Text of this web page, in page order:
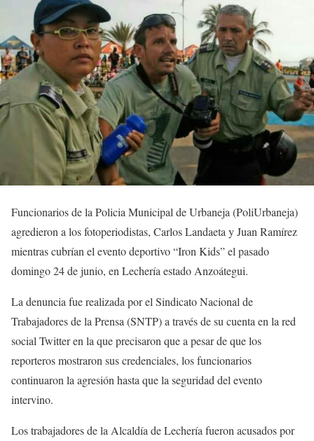
Funcionarios de la Policia Municipal de Urbaneja (PoliUrbaneja)
agredieron a los fotoperiodistas, Carlos Landaeta y Juan Ramírez
mientras cubrían el evento deportivo “Iron Kids” el pasado
domingo 24 de junio, en Lechería estado Anzoátegui.
La denuncia fue realizada por el Sindicato Nacional de
Trabajadores de la Prensa (SNTP) a través de su cuenta en la red
social Twitter en la que precisaron que a pesar de que los
reporteros mostraron sus credenciales, los funcionarios
continuaron la agresión hasta que la seguridad del evento
intervino.
Los trabajadores de la Alcaldía de Lechería fueron acusados por